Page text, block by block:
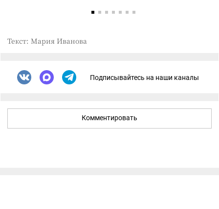
Текст: Мария Иванова
Подписывайтесь на наши каналы
Комментировать